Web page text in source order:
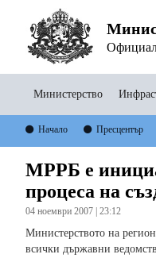
Министерство
Начало Пресцентър
МРРБ е
процеса на
04 ноември 2007 | 23:12
Министерството на
всички държавни